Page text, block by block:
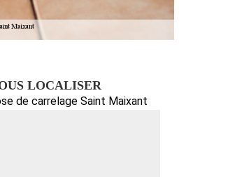
LOCALISER
de carrelage Saint Maixant